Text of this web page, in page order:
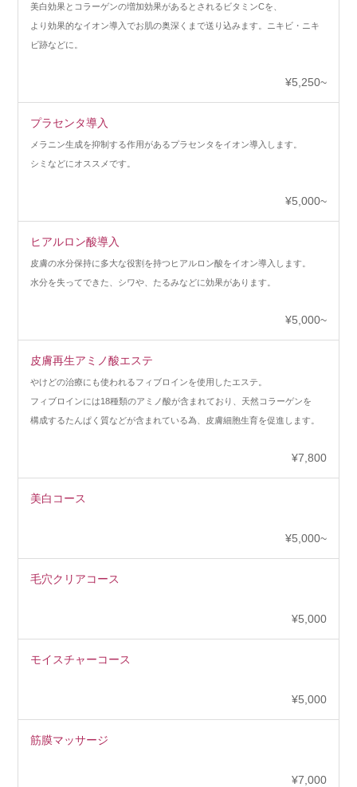
美白効果とコラーゲンの増加効果があるとされるビタミンCを、
より効果的なイオン導入でお肌の奥深くまで送り込みます。ニキビ・ニキ
ビ跡などに。
¥5,250~
プラセンタ導入
メラニン生成を抑制する作用があるプラセンタをイオン導入します。
シミなどにオススメです。
¥5,000~
ヒアルロン酸導入
皮膚の水分保持に多大な役割を持つヒアルロン酸をイオン導入します。
水分を失ってできた、シワや、たるみなどに効果があります。
¥5,000~
皮膚再生アミノ酸エステ
やけどの治療にも使われるフィブロインを使用したエステ。
フィブロインには18種類のアミノ酸が含まれており、天然コラーゲンを
構成するたんぱく質などが含まれている為、皮膚細胞生育を促進します。
¥7,800
美白コース
¥5,000~
毛穴クリアコース
¥5,000
モイスチャーコース
¥5,000
筋膜マッサージ
¥7,000